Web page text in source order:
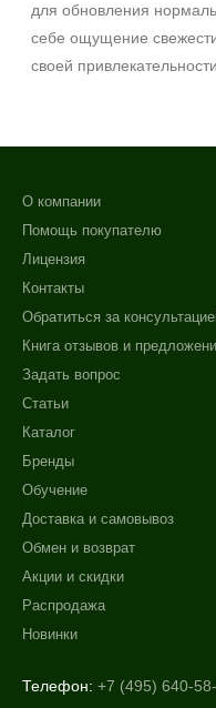
для обновления
себе ощущение
своей привлекательности.
О компании
Помощь покупателю
Лицензия
Контакты
Обратиться за
Книга отзывов и
Задать вопрос
Статьи
Каталог
Бренды
Обучение
Доставка и самовывоз
Обмен и возврат
Акции и скидки
Распродажа
Новинки
Телефон: +7 (495) 640-